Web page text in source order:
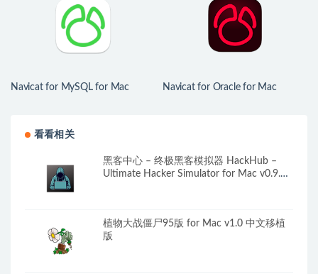
Navicat for MySQL for Mac
Navicat for Oracle for Mac
看看相关
黑客中心 – 终极黑客模拟器 HackHub –
Ultimate Hacker Simulator for Mac v0.9.26
植物大战僵尸95版 for Mac v1.0 中文移植
版